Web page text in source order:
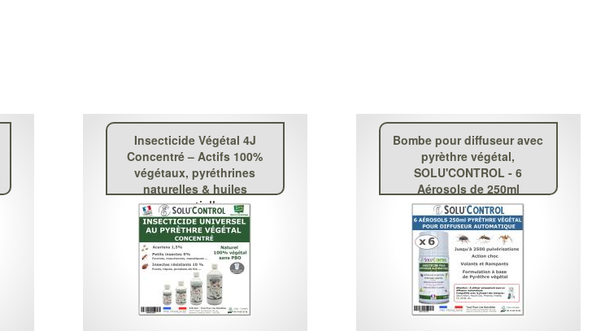
Insecticide Végétal 4J
Concentré – Actifs 100%
végétaux, pyréthrines
naturelles & huiles
essentielles
Bombe pour diffuseur avec
pyrèthre végétal,
SOLU'CONTROL - 6
Aérosols de 250ml